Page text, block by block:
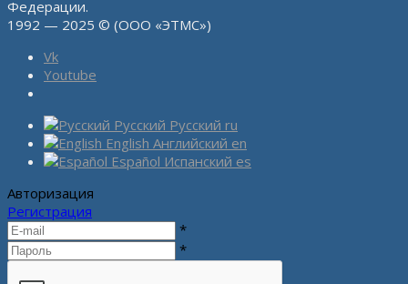
Федерации.
1992 — 2025 © (ООО «ЭТМС»)
Vk
Youtube
Русский Русский ru
English Английский en
Español Испанский es
Авторизация
Регистрация
*
*